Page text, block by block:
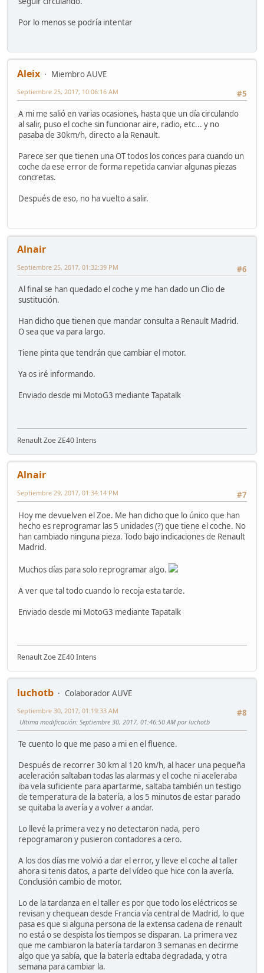
Por lo menos se podría intentar
Aleix
Miembro AUVE
#5
Septiembre 25, 2017, 10:06:16 AM
A mi me salió en varias ocasiones, hasta que un día circulando
al salir, puso el coche sin funcionar aire, radio, etc... y no
pasaba de 30km/h, directo a la Renault.
Parece ser que tienen una OT todos los conces para cuando un
coche da ese error de forma repetida canviar algunas piezas
concretas.
Después de eso, no ha vuelto a salir.
Alnair
#6
Septiembre 25, 2017, 01:32:39 PM
Al final se han quedado el coche y me han dado un Clio de
sustitución.
Han dicho que tienen que mandar consulta a Renault Madrid.
O sea que va para largo.
Tiene pinta que tendrán que cambiar el motor.
Ya os iré informando.
Enviado desde mi MotoG3 mediante Tapatalk
Renault Zoe ZE40 Intens
Alnair
#7
Septiembre 29, 2017, 01:34:14 PM
Hoy me devuelven el Zoe. Me han dicho que lo único que han
hecho es reprogramar las 5 unidades (?) que tiene el coche. No
han cambiado ninguna pieza. Todo bajo indicaciones de Renault
Madrid.
Muchos días para solo reprogramar algo.
A ver que tal todo cuando lo recoja esta tarde.
Enviado desde mi MotoG3 mediante Tapatalk
Renault Zoe ZE40 Intens
luchotb
Colaborador AUVE
#8
Septiembre 30, 2017, 01:19:33 AM
Ultima modificación: Septiembre 30, 2017, 01:46:50 AM por luchotb
Te cuento lo que me paso a mi en el fluence.
Después de recorrer 30 km al 120 km/h, al hacer una pequeña
aceleración saltaban todas las alarmas y el coche ni aceleraba
iba vela suficiente para apartarme, saltaba también un testigo
de temperatura de la batería, a los 5 minutos de estar parado
se quitaba la avería y a volver a andar.
Lo llevé la primera vez y no detectaron nada, pero
repogramaron y pusieron contadores a cero.
A los dos días me volvió a dar el error, y lleve el coche al taller
ahora si tenis datos, a parte del vídeo que hice con la avería.
Conclusión cambio de motor.
Lo de la tardanza en el taller es por que todo los eléctricos se
revisan y chequean desde Francia vía central de Madrid, lo que
pasa es que si alguna persona de la extensa cadena de renault
no está o se despista los tiempos se disparan. La primera vez
que me cambiaron la batería tardaron 3 semanas en decirme
algo que ya sabía, que la batería edtaba degradada, y otra
semana para cambiar la.